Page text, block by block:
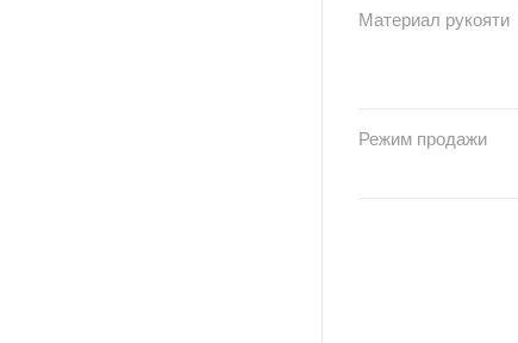
Материал рукояти
Режим продажи